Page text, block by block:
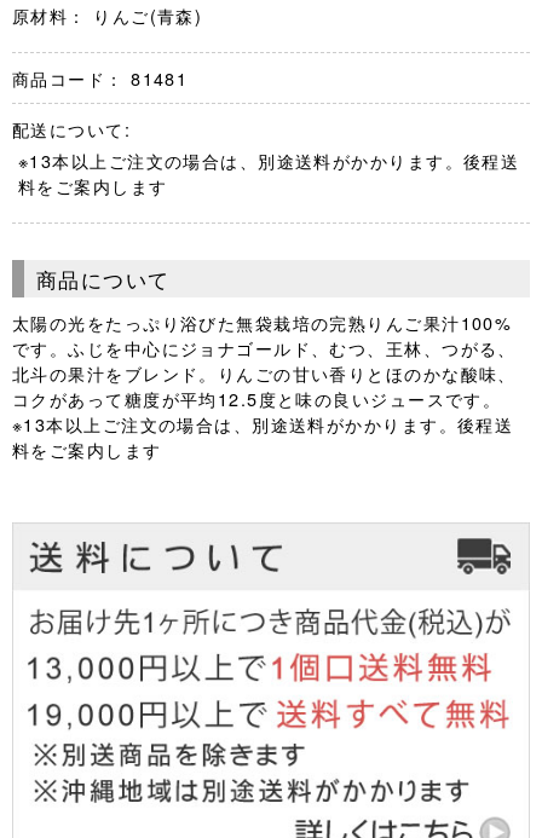
原材料： りんご(青森)
商品コード：
81481
配送について:
※13本以上ご注文の場合は、別途送料がかかります。後程送
料をご案内します
商品について
太陽の光をたっぷり浴びた無袋栽培の完熟りんご果汁100%
です。ふじを中心にジョナゴールド、むつ、王林、つがる、
北斗の果汁をブレンド。りんごの甘い香りとほのかな酸味、
コクがあって糖度が平均12.5度と味の良いジュースです。
※13本以上ご注文の場合は、別途送料がかかります。後程送
料をご案内します